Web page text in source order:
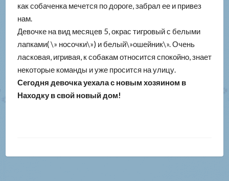
как собаченка мечется по дороге, забрал ее и привез
нам.
Девочке на вид месяцев 5, окрас тигровый с белыми
лапками( \» носочки\») и белый\»ошейник\». Очень
ласковая, игривая, к собакам относится спокойно, знает
некоторые команды и уже просится на улицу.
Сегодня девочка уехала с новым хозяином в
Находку в свой новый дом!